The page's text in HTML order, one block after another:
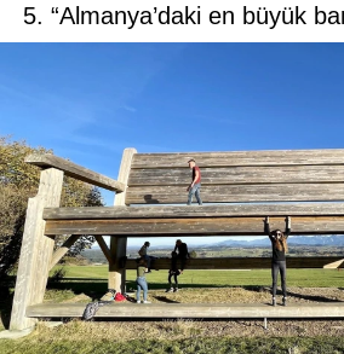
5. “Almanya’daki en büyük